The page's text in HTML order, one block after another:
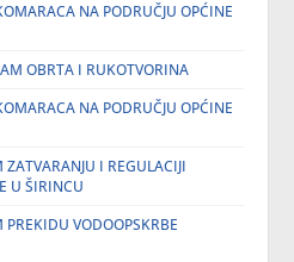
NA PODRUČJU OPĆINE
OBRTA I RUKOTVORINA
NA PODRUČJU OPĆINE
I REGULACIJI
U ŠIRINCU
PREKIDU VODOOPSKRBE